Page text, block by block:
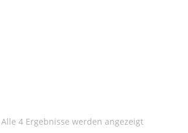
Alle 4 Ergebnisse werden angezeigt